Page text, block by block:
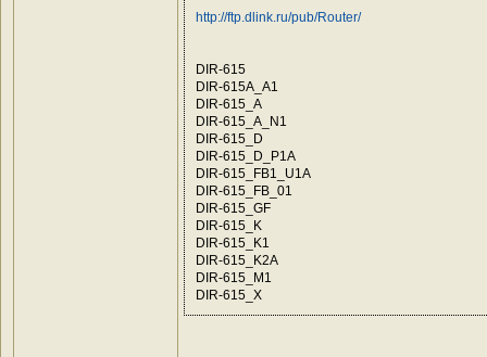
http://ftp.dlink.ru/pub/Router/
DIR-615
DIR-615A_A1
DIR-615_A
DIR-615_A_N1
DIR-615_D
DIR-615_D_P1A
DIR-615_FB1_U1A
DIR-615_FB_01
DIR-615_GF
DIR-615_K
DIR-615_K1
DIR-615_K2A
DIR-615_M1
DIR-615_X